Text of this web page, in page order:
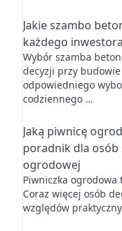
Jakie szambo
każdego inwestora
Wybór szamba
decyzji przy
odpowiedniego
codziennego …
Jaką piwnicę
poradnik dla osób
ogrodowej
Piwniczka ogrodowa
Coraz więcej osób
względów